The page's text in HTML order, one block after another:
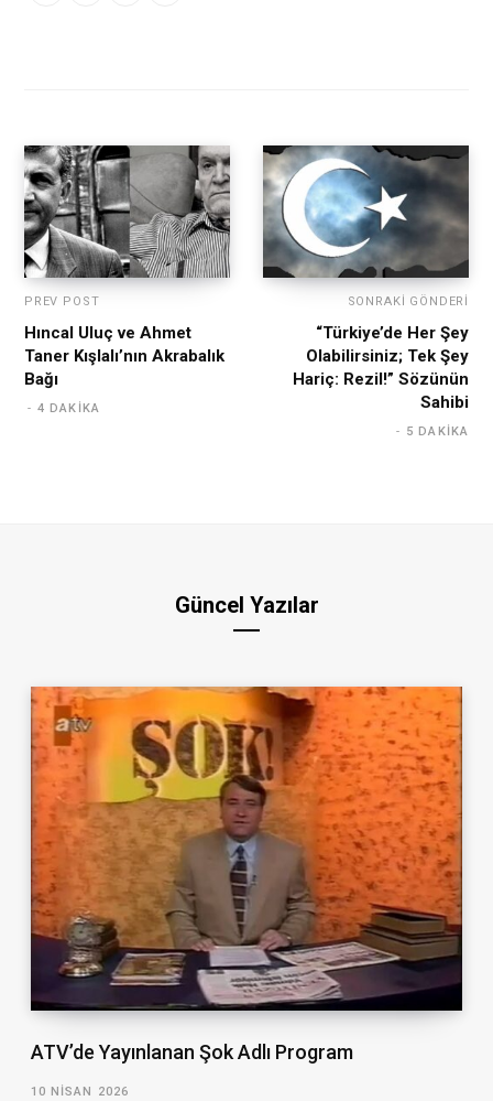
PREV POST
Hıncal Uluç ve Ahmet
Taner Kışlalı’nın Akrabalık
Bağı
4 DAKIKA
SONRAKI GÖNDERI
“Türkiye’de Her Şey
Olabilirsiniz; Tek Şey
Hariç: Rezil!” Sözünün
Sahibi
5 DAKIKA
Güncel Yazılar
ATV’de Yayınlanan Şok Adlı Program
10 NISAN 2026